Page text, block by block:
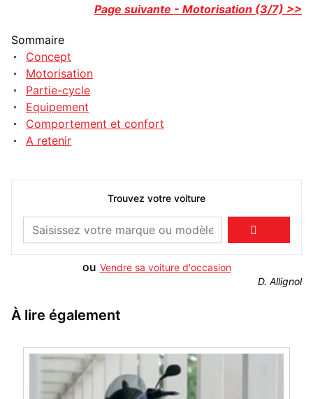
Page suivante - Motorisation (3/7) >>
Sommaire
Concept
Motorisation
Partie-cycle
Equipement
Comportement et confort
A retenir
Trouvez votre voiture

ou Vendre sa voiture d'occasion
D. Allignol
À lire également